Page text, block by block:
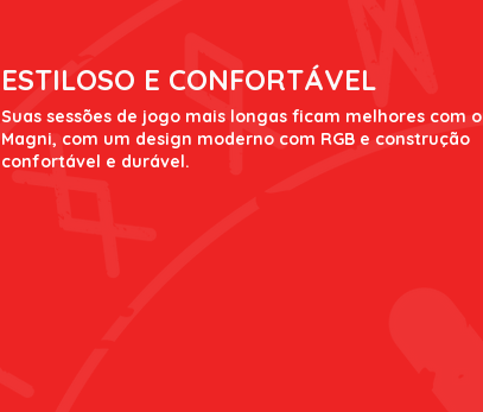
ESTILOSO E CONFORTÁVEL
Suas sessões de jogo mais longas ficam melhores com o
Magni, com um design moderno com RGB e construção
confortável e durável.